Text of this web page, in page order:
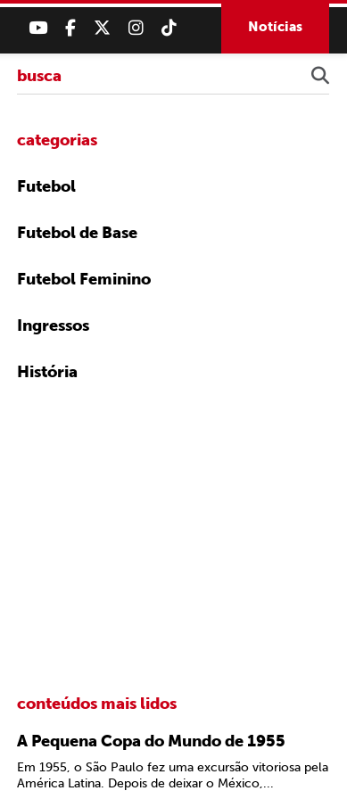
Notícias
categorias
Futebol
Futebol de Base
Futebol Feminino
Ingressos
História
conteúdos mais lidos
A Pequena Copa do Mundo de 1955
Em 1955, o São Paulo fez uma excursão vitoriosa pela
América Latina. Depois de deixar o México,...